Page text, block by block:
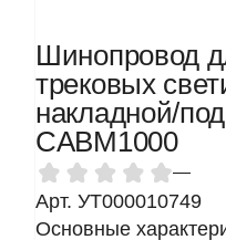
Шинопровод
трековых
накладной/
CABМ1000
—
Арт. УТ000010749
Основные